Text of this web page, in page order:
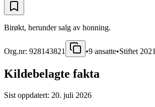
Birøkt, herunder salg av honning.
Org.nr: 928143821 •9 ansatte•Stiftet 2021
Kildebelagte fakta
Sist oppdatert: 20. juli 2026